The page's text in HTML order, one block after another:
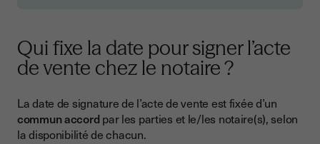
Qui fixe la date pour signer l’acte
de vente chez le notaire ?
La date de signature de l’acte de vente est fixée d’un
commun accord par les parties et le/les notaire(s), selon
la disponibilité de chacun.